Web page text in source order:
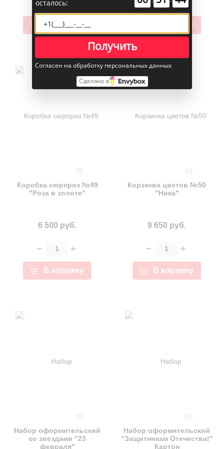
В корзину В корзину
(0)
Коробка сюрприз №49
"Роза в золоте"
6 500 руб.
В корзину
(0)
Корзинка цветов №50
"Ника"
9 650 руб.
В корзину
(0)
Набор оформительский
со звездами "23
февраля"
(0)
Набор оформительский
"Защитникам Отечества!"
Картон
осталось:
Получить
Согласен на обработку персональных данных
Сделано в